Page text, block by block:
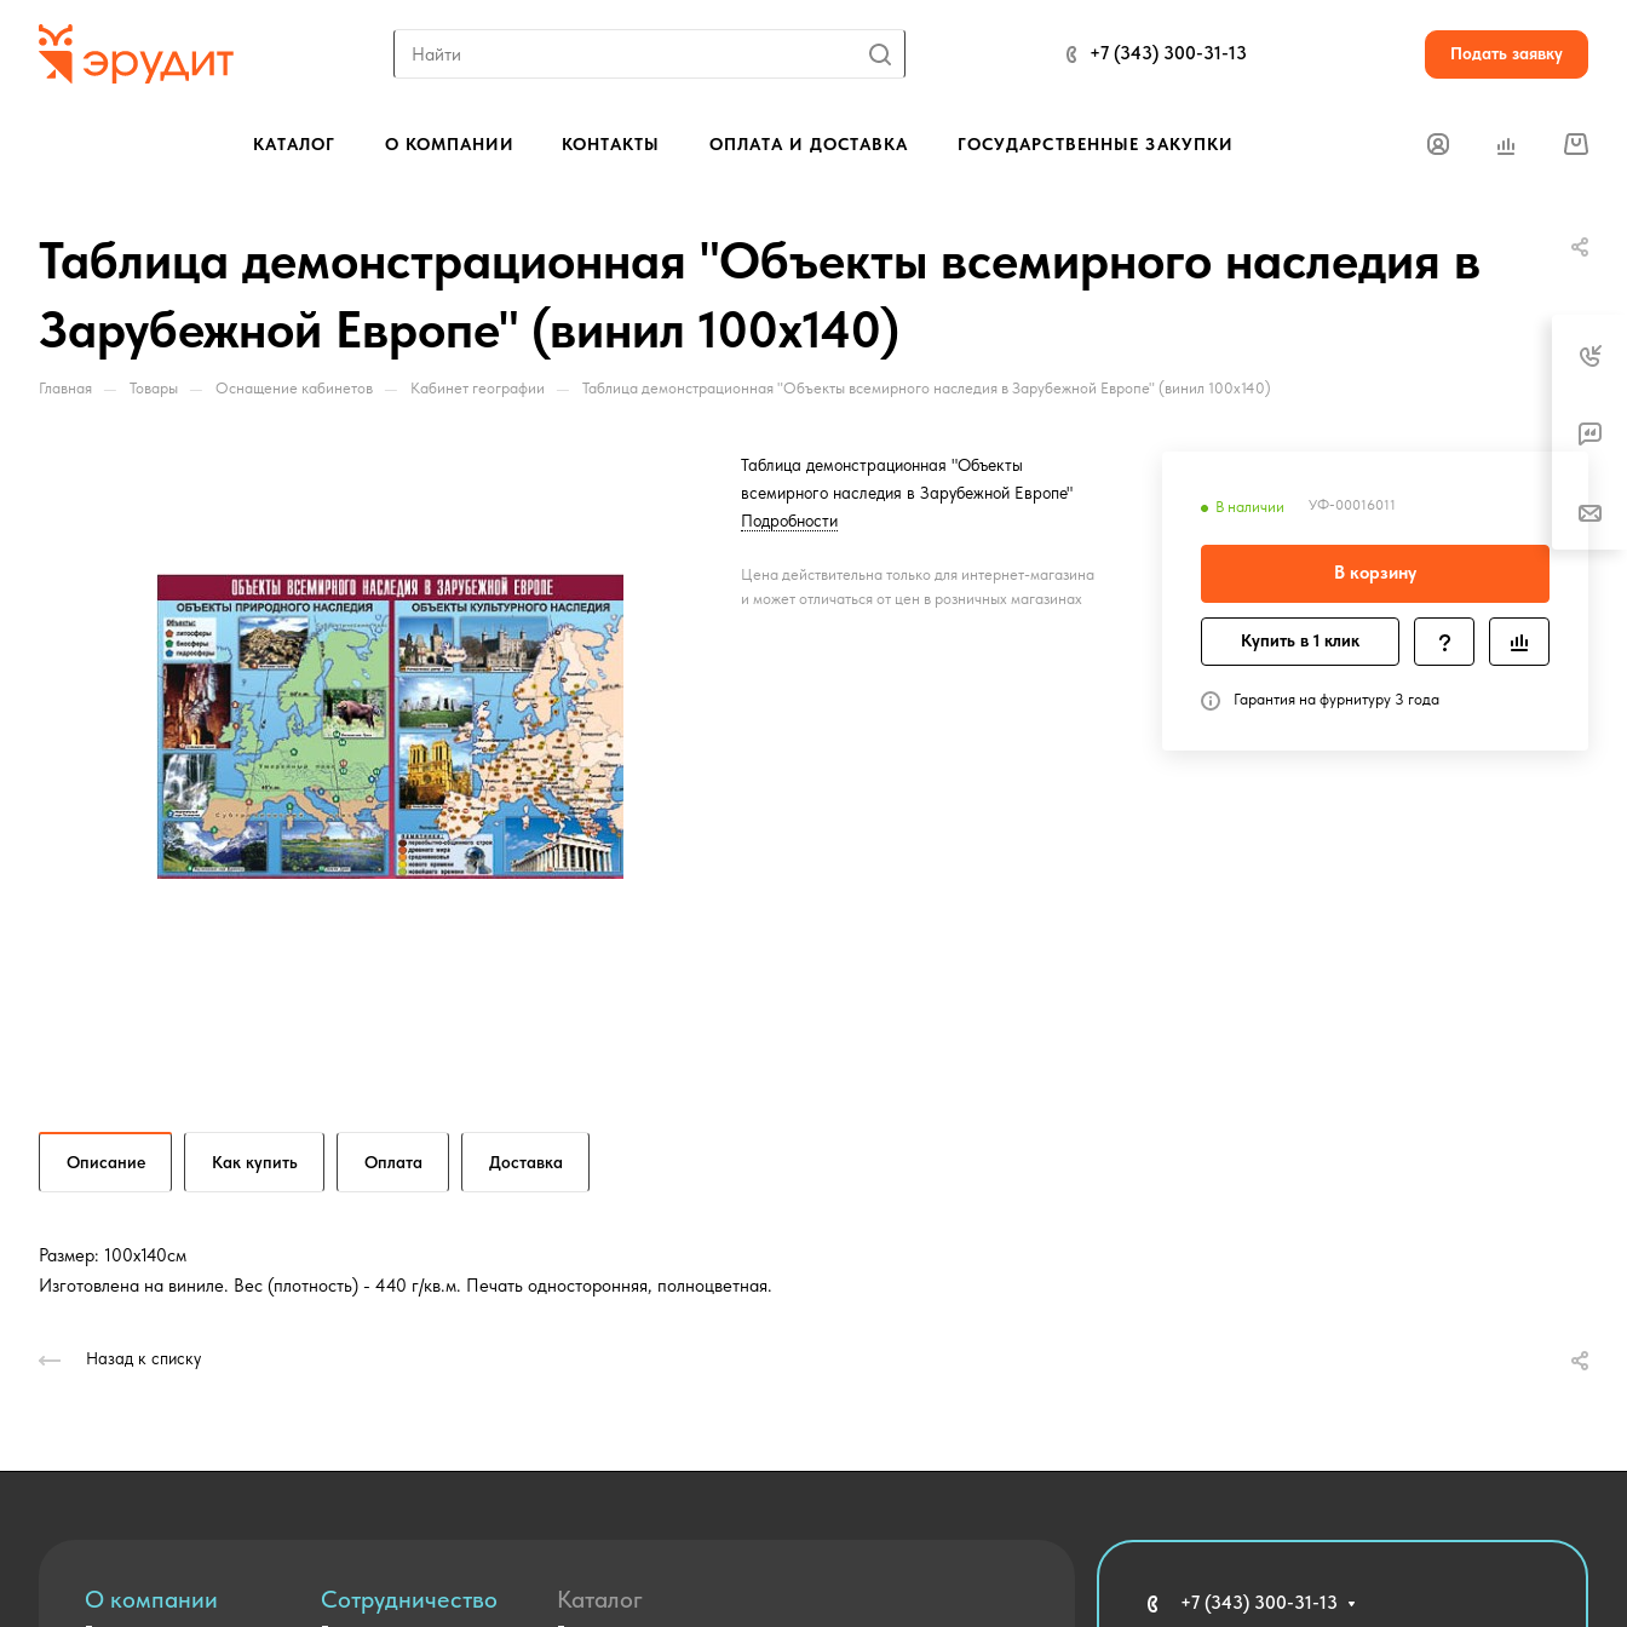
+7 (343) 300-31-13 Подать заявку
КАТАЛОГ О КОМПАНИИ КОНТАКТЫ ОПЛАТА И ДОСТАВКА ГОСУДАРСТВЕННЫЕ ЗАКУПКИ
Таблица демонстрационная "Объекты всемирного наследия в
Зарубежной Европе" (винил 100х140)
Главная — Товары — Оснащение кабинетов — Кабинет географии — Таблица демонстрационная "Объекты всемирного наследия в Зарубежной Европе" (винил 100х140)
В наличии УФ-00016011
В корзину
Купить в 1 клик
Гарантия на фурнитуру 3 года
Таблица демонстрационная "Объекты
всемирного наследия в Зарубежной Европе"
Подробности
Цена действительна только для интернет-магазина
и может отличаться от цен в розничных магазинах
Описание Как купить Оплата Доставка
Размер: 100х140см
Изготовлена на виниле. Вес (плотность) - 440 г/кв.м. Печать односторонняя, полноцветная.
Назад к списку
О компании Сотрудничество Каталог +7 (343) 300-31-13